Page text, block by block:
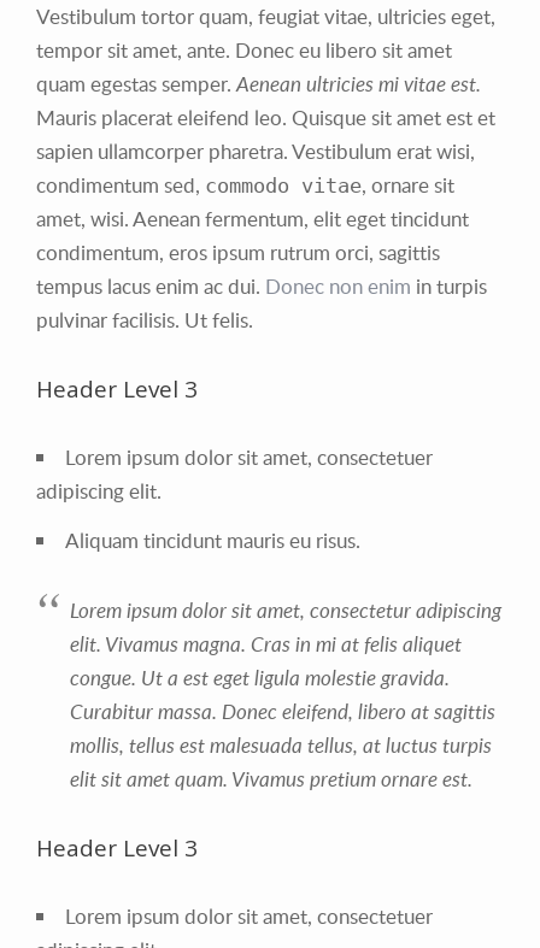
Vestibulum tortor quam, feugiat vitae, ultricies eget,
tempor sit amet, ante. Donec eu libero sit amet
quam egestas semper.Aenean ultricies mi vitae est.
Mauris placerat eleifend leo. Quisque sit amet est et
sapien ullamcorper pharetra. Vestibulum erat wisi,
condimentum sed, commodo vitae, ornare sit
amet, wisi. Aenean fermentum, elit eget tincidunt
condimentum, eros ipsum rutrum orci, sagittis
tempus lacus enim ac dui. Donec non enim in turpis
pulvinar facilisis. Ut felis.
Header Level 3
Lorem ipsum dolor sit amet, consectetuer
adipiscing elit.
Aliquam tincidunt mauris eu risus.
Lorem ipsum dolor sit amet, consectetur adipiscing
elit. Vivamus magna. Cras in mi at felis aliquet
congue. Ut a est eget ligula molestie gravida.
Curabitur massa. Donec eleifend, libero at sagittis
mollis, tellus est malesuada tellus, at luctus turpis
elit sit amet quam. Vivamus pretium ornare est.
Header Level 3
Lorem ipsum dolor sit amet, consectetuer